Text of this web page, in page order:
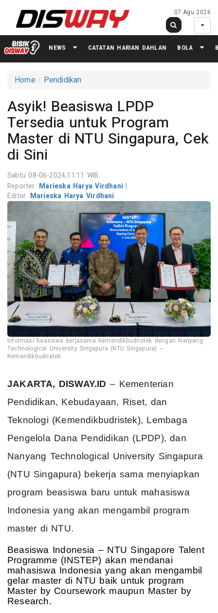
07 Agu 2026
NEWS CATATAN HARIAN DAHLAN BOLA
Home Pendidikan
Asyik! Beasiswa LPDP
Tersedia untuk Program
Master di NTU Singapura, Cek
di Sini
Sabtu 08-06-2024,11:11 WIB
Reporter: Marieska Harya Virdhani|
Editor: Marieska Harya Virdhani
Informasi beasiswa kerjasama Kemendikbudristek dengan Nanyang
Technological University Singapura (NTU Singapura) --
Kemendikbudristek
JAKARTA, DISWAY.ID – Kementerian
Pendidikan, Kebudayaan, Riset, dan
Teknologi (Kemendikbudristek), Lembaga
Pengelola Dana Pendidikan (LPDP), dan
Nanyang Technological University Singapura
(NTU Singapura) bekerja sama menyiapkan
program beasiswa baru untuk mahasiswa
Indonesia yang akan mengambil program
master di NTU.
Beasiswa Indonesia – NTU Singapore Talent
Programme (INSTEP) akan mendanai
mahasiswa Indonesia yang akan mengambil
gelar master di NTU baik untuk program
Master by Coursework maupun Master by
Research.